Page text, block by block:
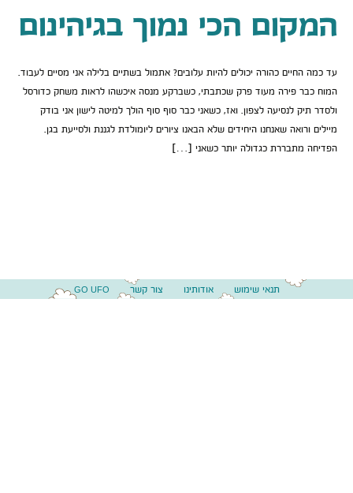
המקום הכי נמוך בגיהינום
עד כמה החיים כהורה יכולים להיות עלובים? אתמול בשתיים בלילה אני מסיים לעבוד.
המוח כבר פירה מעוד פרק שכתבתי, כשברקע מנסה איכשהו לראות משחק כדורסל
ולסדר תיק לנסיעה לצפון. ואז, כשאני כבר סוף סוף הולך למיטה לישון אני בודק
מיילים ורואה שאנחנו היחידים שלא הבאנו ציורים ליומולדת לגננת ולסייעת בגן.
הפדיחה מתבררת כגדולה יותר כשאני […]
תנאי שימוש אודותינו צור קשר GO UFO